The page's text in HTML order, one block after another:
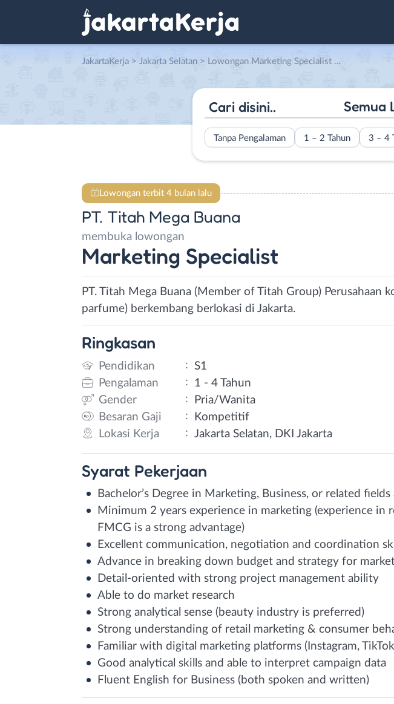
JakartaKerja > Jakarta Selatan > Lowongan Marketing Specialist di PT. Titah Mega Buana
Semua
Tanpa Pengalaman 1 – 2 Tahun 3 – 4
Lowongan terbit 4 bulan lalu
PT. Titah Mega Buana
membuka lowongan
Marketing Specialist
PT. Titah Mega Buana (Member of Titah Group) Perusahaan
parfume) berkembang berlokasi di Jakarta.
Ringkasan
Pendidikan : S1
Pengalaman
:
1 - 4 Tahun
Gender
:
Pria/Wanita
Besaran Gaji
:
Kompetitif
Lokasi Kerja
: Jakarta Selatan, DKI Jakarta
Syarat Pekerjaan
Bachelor’s Degree in Marketing, Business, or related
Minimum 2 years experience in marketing (experience in
FMCG is a strong advantage)
Excellent communication, negotiation and coordination
Advance in breaking down budget and strategy for
Detail-oriented with strong project management ability
Able to do market research
Strong analytical sense (beauty industry is preferred)
Strong understanding of retail marketing & consumer
Familiar with digital marketing platforms (Instagram,
Good analytical skills and able to interpret campaign data
Fluent English for Business (both spoken and written)